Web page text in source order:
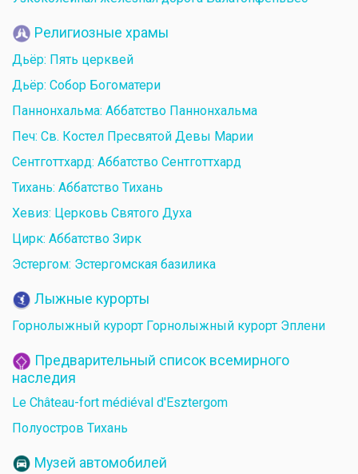
Религиозные храмы
Дьёр: Пять церквей
Дьёр: Собор Богоматери
Паннонхальма: Аббатство Паннонхальма
Печ: Св. Костел Пресвятой Девы Марии
Сентготтхард: Аббатство Сентготтхард
Тихань: Аббатство Тихань
Хевиз: Церковь Святого Духа
Цирк: Аббатство Зирк
Эстергом: Эстергомская базилика
Лыжные курорты
Горнолыжный курорт Горнолыжный курорт Эплени
Предварительный список всемирного
наследия
Le Château-fort médiéval d'Esztergom
Полуостров Тихань
Музей автомобилей